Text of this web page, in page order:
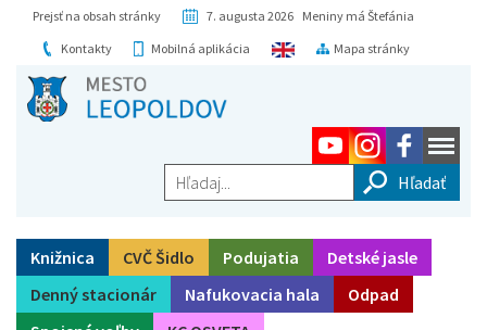
Prejsť na obsah stránky
7. augusta 2026 Meniny má Štefánia
Kontakty
Mobilná aplikácia Mapa stránky
Hľadaj...
Knižnica CVČ Šidlo Podujatia
Detské jasle
Denný stacionár
Nafukovacia hala
Odpad